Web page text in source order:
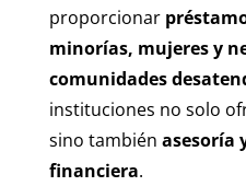
proporcionar
minorías, mujeres y
comunidades
instituciones no solo
sino también asesoría
financiera.